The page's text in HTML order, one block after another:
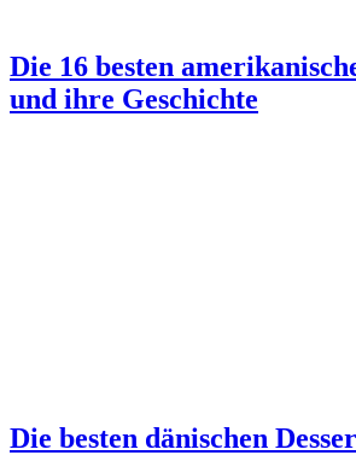
Die 16 besten
und ihre Geschichte
Die besten dänischen